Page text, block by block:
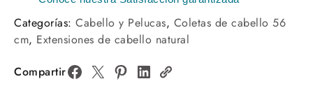
Categorías: Cabello y Pelucas, Coletas de cabello 56
cm, Extensiones de cabello natural
Compartir